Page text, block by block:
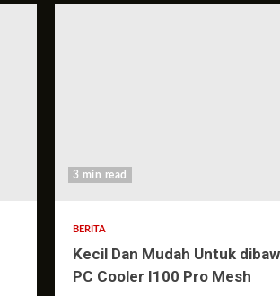
3 min read
BERITA
Kecil Dan Mudah Untuk
PC Cooler I100 Pro Mesh